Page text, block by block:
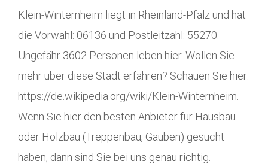
Klein-Winternheim liegt in Rheinland-Pfalz und hat
die Vorwahl: 06136 und Postleitzahl: 55270.
Ungefähr 3602 Personen leben hier. Wollen Sie
mehr über diese Stadt erfahren? Schauen Sie hier:
https://de.wikipedia.org/wiki/Klein-Winternheim.
Wenn Sie hier den besten Anbieter für Hausbau
oder Holzbau (Treppenbau, Gauben) gesucht
haben, dann sind Sie bei uns genau richtig.